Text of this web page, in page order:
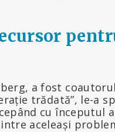
a fost
trădată”, le-a
cu începutul
aceleași